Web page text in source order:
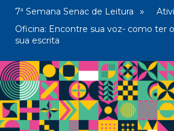
7ª Semana Senac de Leitura
Oficina: Encontre sua voz- como ter
sua escrita